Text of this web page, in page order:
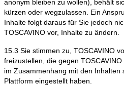
anonym bleiben zu wollen), behält
kürzen oder wegzulassen. Ein
Inhalte folgt daraus für Sie jedoch
TOSCAVINO vor, Inhalte zu ändern.
15.3 Sie stimmen zu, TOSCAVINO
freizustellen, die gegen
im Zusammenhang mit den Inhalten
Plattform eingestellt haben.